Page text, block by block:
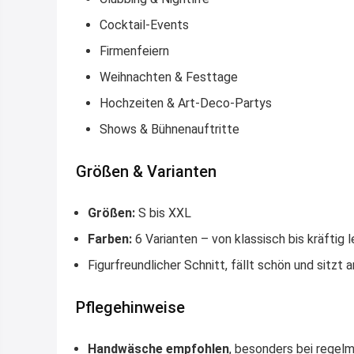
Cocktail-Events
Firmenfeiern
Weihnachten & Festtage
Hochzeiten & Art-Deco-Partys
Shows & Bühnenauftritte
Größen & Varianten
Größen: S bis XXL
Farben: 6 Varianten – von klassisch bis kräftig
Figurfreundlicher Schnitt, fällt schön und sitzt
Pflegehinweise
Handwäsche empfohlen, besonders bei